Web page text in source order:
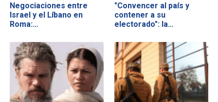
Negociaciones entre
Israel y el Líbano en
Roma:…
"Convencer al país y
contener a su
electorado": la…